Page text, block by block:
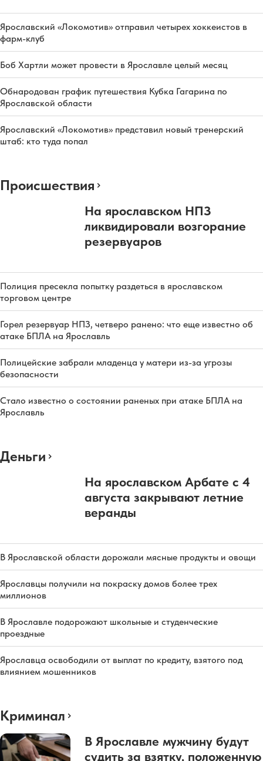
Ярославский «Локомотив» отправил четырех хоккеистов в
фарм-клуб
Боб Хартли может провести в Ярославле целый месяц
Обнародован график путешествия Кубка Гагарина по
Ярославской области
Ярославский «Локомотив» представил новый тренерский
штаб: кто туда попал
Происшествия
На ярославском НПЗ
ликвидировали возгорание
резервуаров
Полиция пресекла попытку раздеться в ярославском
торговом центре
Горел резервуар НПЗ, четверо ранено: что еще известно об
атаке БПЛА на Ярославль
Полицейские забрали младенца у матери из-за угрозы
безопасности
Стало известно о состоянии раненых при атаке БПЛА на
Ярославль
Деньги
На ярославском Арбате с 4
августа закрывают летние
веранды
В Ярославской области дорожали мясные продукты и овощи
Ярославцы получили на покраску домов более трех
миллионов
В Ярославле подорожают школьные и студенческие
проездные
Ярославца освободили от выплат по кредиту, взятого под
влиянием мошенников
Криминал
В Ярославле мужчину будут
судить за взятку, положенную